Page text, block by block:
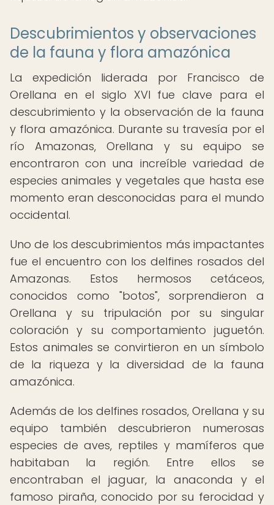
Descubrimientos y observaciones
de la fauna y flora amazónica
La expedición liderada por Francisco de
Orellana en el siglo XVI fue clave para el
descubrimiento y la observación de la fauna
y flora amazónica. Durante su travesía por el
río Amazonas, Orellana y su equipo se
encontraron con una increíble variedad de
especies animales y vegetales que hasta ese
momento eran desconocidas para el mundo
occidental.
Uno de los descubrimientos más impactantes
fue el encuentro con los delfines rosados del
Amazonas. Estos hermosos cetáceos,
conocidos como "botos", sorprendieron a
Orellana y su tripulación por su singular
coloración y su comportamiento juguetón.
Estos animales se convirtieron en un símbolo
de la riqueza y la diversidad de la fauna
amazónica.
Además de los delfines rosados, Orellana y su
equipo también descubrieron numerosas
especies de aves, reptiles y mamíferos que
habitaban la región. Entre ellos se
encontraban el jaguar, la anaconda y el
famoso piraña, conocido por su ferocidad y